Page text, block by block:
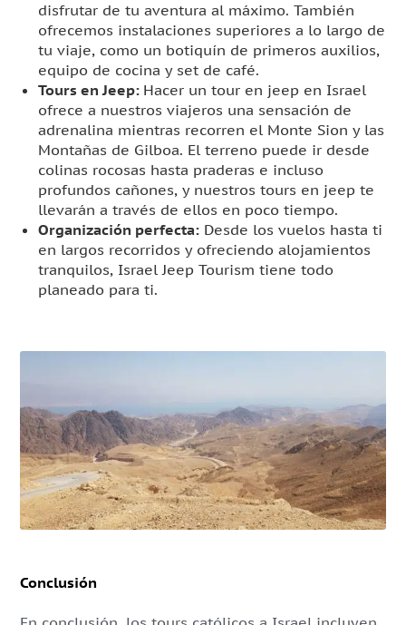
disfrutar de tu aventura al máximo. También
ofrecemos instalaciones superiores a lo largo de
tu viaje, como un botiquín de primeros auxilios,
equipo de cocina y set de café.
Tours en Jeep: Hacer un tour en jeep en Israel
ofrece a nuestros viajeros una sensación de
adrenalina mientras recorren el Monte Sion y las
Montañas de Gilboa. El terreno puede ir desde
colinas rocosas hasta praderas e incluso
profundos cañones, y nuestros tours en jeep te
llevarán a través de ellos en poco tiempo.
Organización perfecta: Desde los vuelos hasta ti
en largos recorridos y ofreciendo alojamientos
tranquilos, Israel Jeep Tourism tiene todo
planeado para ti.
Conclusión